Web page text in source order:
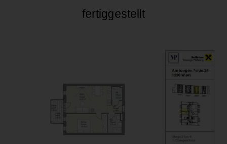
fertiggestellt